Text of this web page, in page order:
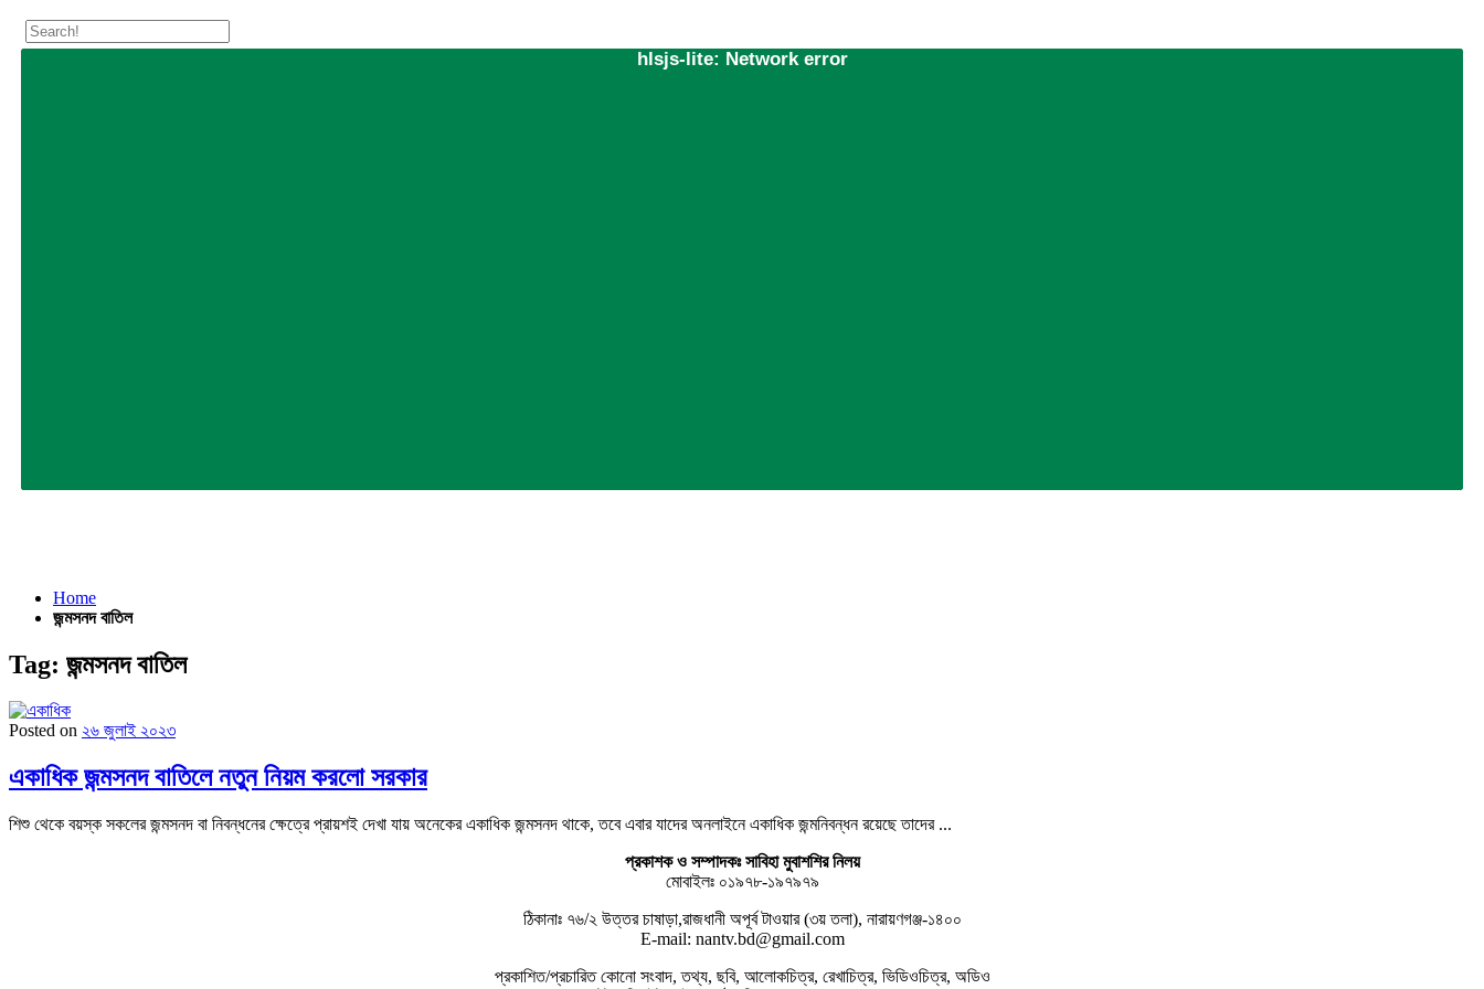
Home
জন্মসনদ বাতিল
Tag: জন্মসনদ বাতিল
Posted on ২৬ জুলাই ২০২৩
একাধিক জন্মসনদ বাতিলে নতুন নিয়ম করলো সরকার
শিশু থেকে বয়স্ক সকলের জন্মসনদ বা নিবন্ধনের ক্ষেত্রে প্রায়শই দেখা যায় অনেকের একাধিক জন্মসনদ থাকে, তবে এবার যাদের অনলাইনে একাধিক জন্মনিবন্ধন রয়েছে তাদের ...
প্রকাশক ও সম্পাদকঃ সাবিহা মুবাশশির নিলয়
মোবাইলঃ ০১৯৭৮-১৯৭৯৭৯
ঠিকানাঃ ৭৬/২ উত্তর চাষাড়া,রাজধানী অপূর্ব টাওয়ার (৩য় তলা), নারায়ণগঞ্জ-১৪০০
E-mail: nantv.bd@gmail.com
প্রকাশিত/প্রচারিত কোনো সংবাদ, তথ্য, ছবি, আলোকচিত্র, রেখাচিত্র, ভিডিওচিত্র, অডিও